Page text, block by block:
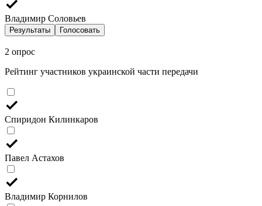
Владимир Соловьев
Результаты Голосовать
2 опрос
Рейтинг участников украинской части передачи
Спиридон Килинкаров
Павел Астахов
Владимир Корнилов